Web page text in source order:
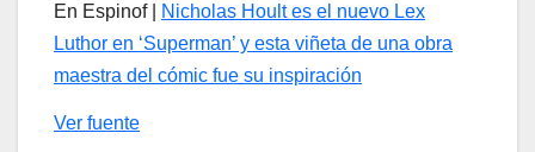
En Espinof |
Nicholas Hoult es el nuevo Lex
Luthor en ‘Superman’ y esta viñeta de una obra
maestra del cómic fue su inspiración
Ver fuente